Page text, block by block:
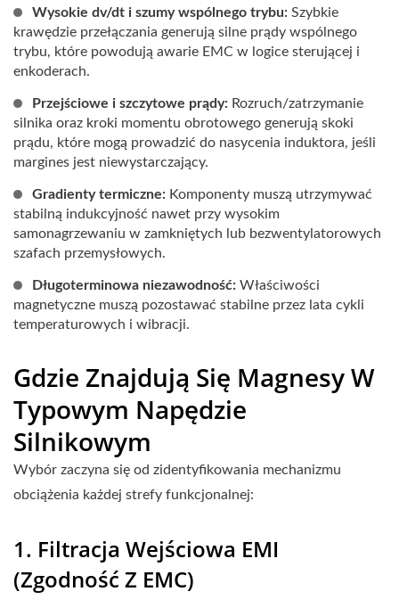
Wysokie dv/dt i szumy wspólnego trybu: Szybkie
krawędzie przełączania generują silne prądy wspólnego
trybu, które powodują awarie EMC w logice sterującej i
enkoderach.
Przejściowe i szczytowe prądy: Rozruch/zatrzymanie
silnika oraz kroki momentu obrotowego generują skoki
prądu, które mogą prowadzić do nasycenia induktora, jeśli
margines jest niewystarczający.
Gradienty termiczne: Komponenty muszą utrzymywać
stabilną indukcyjność nawet przy wysokim
samonagrzewaniu w zamkniętych lub bezwentylatorowych
szafach przemysłowych.
Długoterminowa niezawodność: Właściwości
magnetyczne muszą pozostawać stabilne przez lata cykli
temperaturowych i wibracji.
Gdzie Znajdują Się Magnesy W
Typowym Napędzie
Silnikowym
Wybór zaczyna się od zidentyfikowania mechanizmu
obciążenia każdej strefy funkcjonalnej:
1. Filtracja Wejściowa EMI
(zgodność Z EMC)